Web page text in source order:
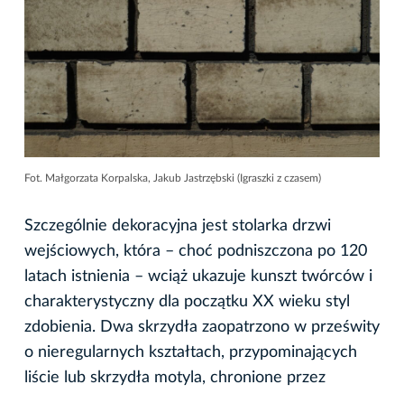
Fot. Małgorzata Korpalska, Jakub Jastrzębski (Igraszki z czasem)
Szczególnie dekoracyjna jest stolarka drzwi
wejściowych, która – choć podniszczona po 120
latach istnienia – wciąż ukazuje kunszt twórców i
charakterystyczny dla początku XX wieku styl
zdobienia. Dwa skrzydła zaopatrzono w prześwity
o nieregularnych kształtach, przypominających
liście lub skrzydła motyla, chronione przez